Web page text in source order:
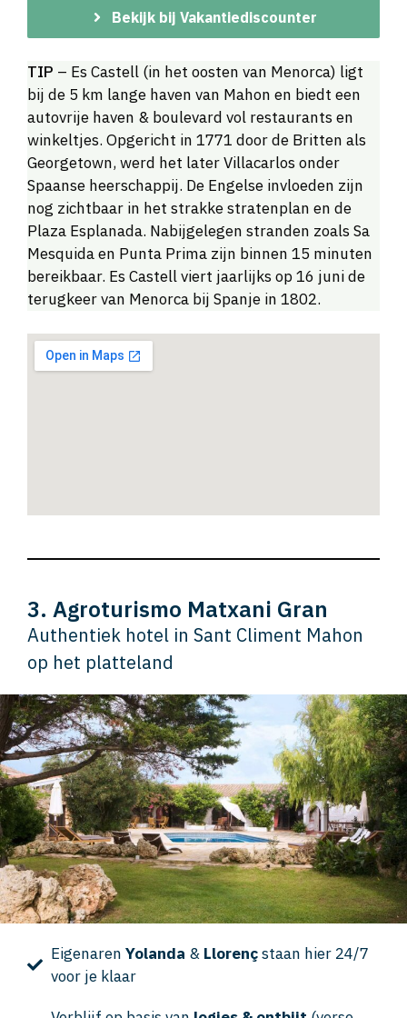
Bekijk bij Vakantiediscounter
TIP – Es Castell (in het oosten van Menorca) ligt
bij de 5 km lange haven van Mahon en biedt een
autovrije haven & boulevard vol restaurants en
winkeltjes. Opgericht in 1771 door de Britten als
Georgetown, werd het later Villacarlos onder
Spaanse heerschappij. De Engelse invloeden zijn
nog zichtbaar in het strakke stratenplan en de
Plaza Esplanada. Nabijgelegen stranden zoals Sa
Mesquida en Punta Prima zijn binnen 15 minuten
bereikbaar. Es Castell viert jaarlijks op 16 juni de
terugkeer van Menorca bij Spanje in 1802.
3. Agroturismo Matxani Gran
Authentiek hotel in Sant Climent Mahon
op het platteland
Eigenaren Yolanda & Llorençstaan hier 24/7
voor je klaar